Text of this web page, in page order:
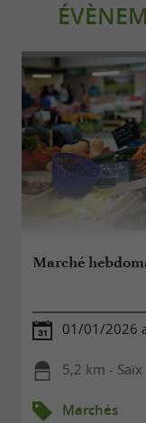
Marché
01/01/2026
5,2 km - Saïx
Marchés